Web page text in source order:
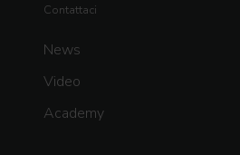
Contattaci
News
Video
Academy